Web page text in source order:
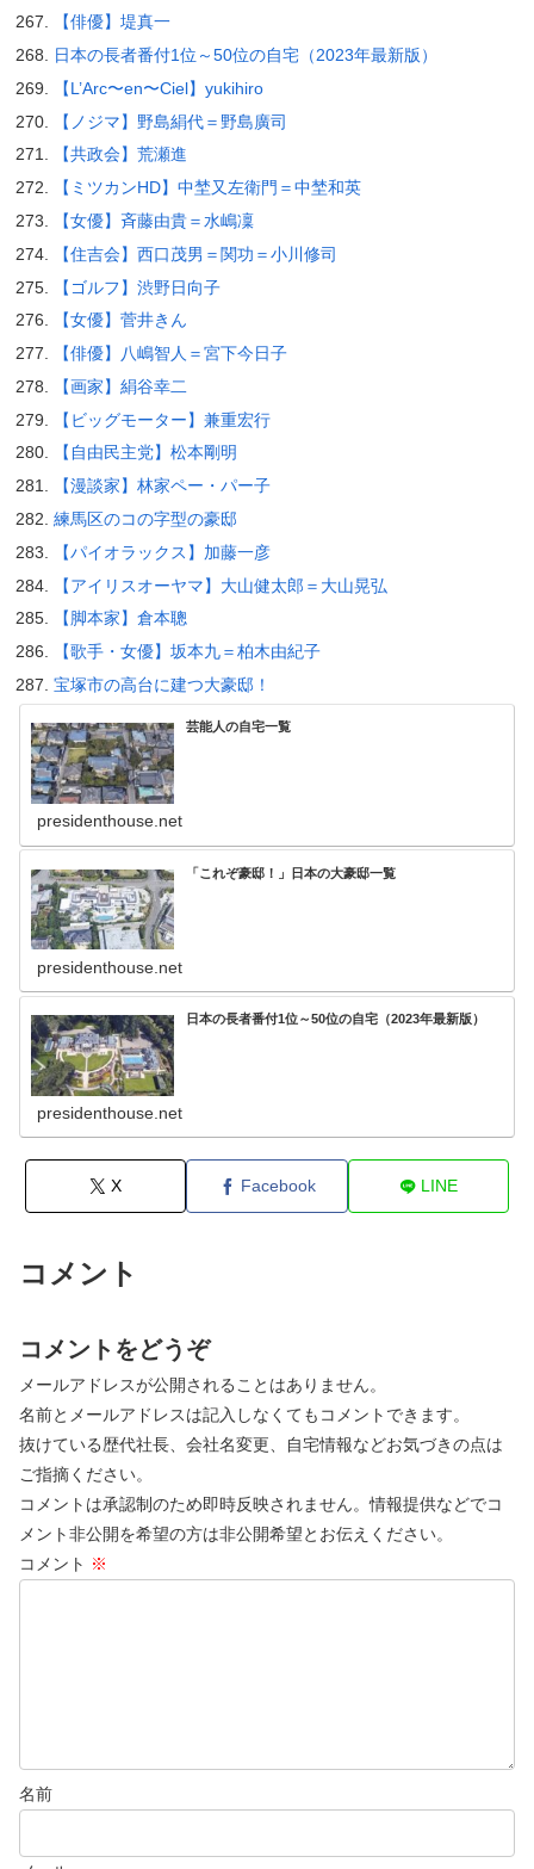
【俳優】堤真一
日本の長者番付1位～50位の自宅（2023年最新版）
【L’Arc〜en〜Ciel】yukihiro
【ノジマ】野島絹代＝野島廣司
【共政会】荒瀬進
【ミツカンHD】中埜又左衛門＝中埜和英
【女優】斉藤由貴＝水嶋凜
【住吉会】西口茂男＝関功＝小川修司
【ゴルフ】渋野日向子
【女優】菅井きん
【俳優】八嶋智人＝宮下今日子
【画家】絹谷幸二
【ビッグモーター】兼重宏行
【自由民主党】松本剛明
【漫談家】林家ペー・パー子
練馬区のコの字型の豪邸
【パイオラックス】加藤一彦
【アイリスオーヤマ】大山健太郎＝大山晃弘
【脚本家】倉本聰
【歌手・女優】坂本九＝柏木由紀子
宝塚市の高台に建つ大豪邸！
芸能人の自宅一覧
presidenthouse.net
「これぞ豪邸！」日本の大豪邸一覧
presidenthouse.net
日本の長者番付1位～50位の自宅（2023年最新版）
presidenthouse.net
X Facebook LINE
コメント
コメントをどうぞ
メールアドレスが公開されることはありません。
名前とメールアドレスは記入しなくてもコメントできます。
抜けている歴代社長、会社名変更、自宅情報などお気づきの点は
ご指摘ください。
コメントは承認制のため即時反映されません。情報提供などでコ
メント非公開を希望の方は非公開希望とお伝えください。
コメント ※
名前